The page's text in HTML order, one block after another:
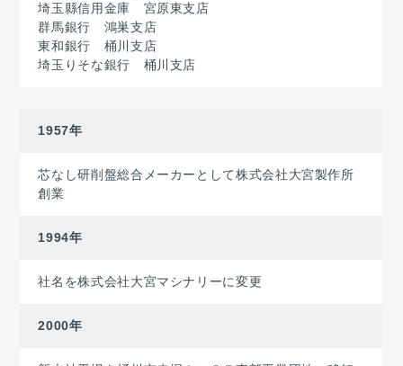
埼玉縣信用金庫 宮原東支店
群馬銀行 鴻巣支店
東和銀行 桶川支店
埼玉りそな銀行 桶川支店
1957年
芯なし研削盤総合メーカーとして株式会社大宮製作所
創業
1994年
社名を株式会社大宮マシナリーに変更
2000年